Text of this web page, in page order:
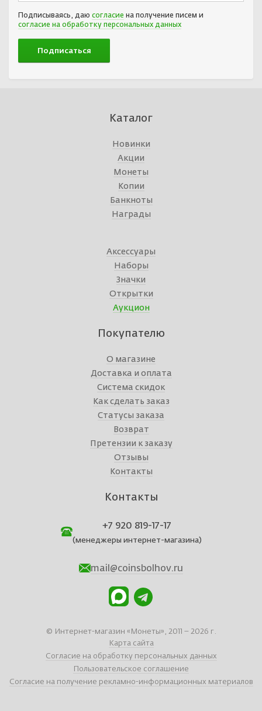
Подписываясь, даю согласие на получение писем и
согласие на обработку персональных данных
Каталог
Новинки
Акции
Монеты
Копии
Банкноты
Награды
Аксессуары
Наборы
Значки
Открытки
Аукцион
Покупателю
О магазине
Доставка и оплата
Система скидок
Как сделать заказ
Статусы заказа
Возврат
Претензии к заказу
Отзывы
Контакты
Контакты
+7 920 819-17-17
(менеджеры интернет-магазина)
mail@coinsbolhov.ru
© Интернет-магазин «Монеты», 2011 – 2026 г.
Карта сайта
Согласие на обработку персональных данных
Пользовательское соглашение
Согласие на получение рекламно-информационных материалов